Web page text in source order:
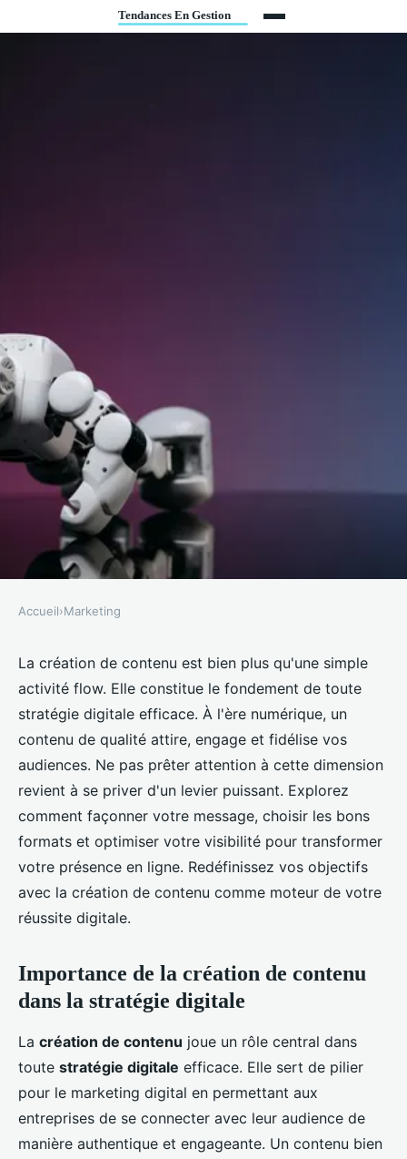
Création de contenu : pilier de la
stratégie digitale
Maxime• 9 octobre 2024•8 min de lecture
Accueil›Marketing
La création de contenu est bien plus qu'une simple
activité flow. Elle constitue le fondement de toute
stratégie digitale efficace. À l'ère numérique, un
contenu de qualité attire, engage et fidélise vos
audiences. Ne pas prêter attention à cette dimension
revient à se priver d'un levier puissant. Explorez
comment façonner votre message, choisir les bons
formats et optimiser votre visibilité pour transformer
votre présence en ligne. Redéfinissez vos objectifs
avec la création de contenu comme moteur de votre
réussite digitale.
Importance de la création de contenu
dans la stratégie digitale
La création de contenu joue un rôle central dans
toute stratégie digitale efficace. Elle sert de pilier
pour le marketing digital en permettant aux
entreprises de se connecter avec leur audience de
manière authentique et engageante. Un contenu bien